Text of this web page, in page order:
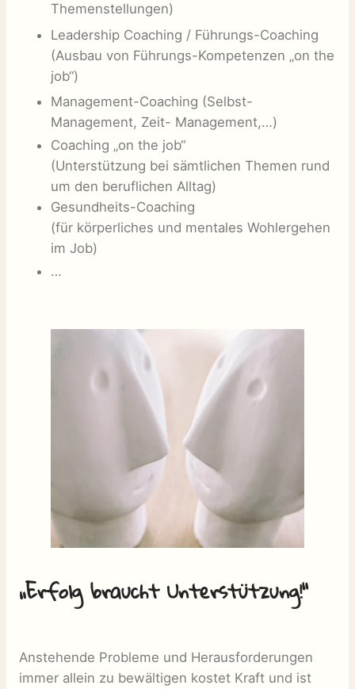
Themenstellungen)
Leadership Coaching / Führungs-Coaching
(Ausbau von Führungs-Kompetenzen „on the
job“)
Management-Coaching (Selbst-
Management, Zeit- Management,…)
Coaching „on the job“
(Unterstützung bei sämtlichen Themen rund
um den beruflichen Alltag)
Gesundheits-Coaching
(für körperliches und mentales Wohlergehen
im Job)
…
„Erfolg braucht Unterstützung!“
Anstehende Probleme und Herausforderungen
immer allein zu bewältigen kostet Kraft und ist